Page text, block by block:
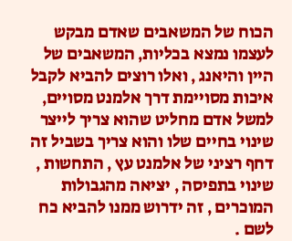
הכוח של המשאבים שאדם מבקש
לעצמו נמצא בכליות, המשאבים של
היין והיאנג , ואלו רוצים להביא לקבל
איכות מסויימת דרך אלמנט מסויים,
למשל אדם מחליט שהוא צריך לייצר
שינוי בחיים שלו והוא צריך בשביל זה
דחף רציני של אלמנט עץ , התחשות ,
שינוי בתפיסה , יציאה מהגבולות
המוכרים , זה ידרוש ממנו להביא כח
לשם .